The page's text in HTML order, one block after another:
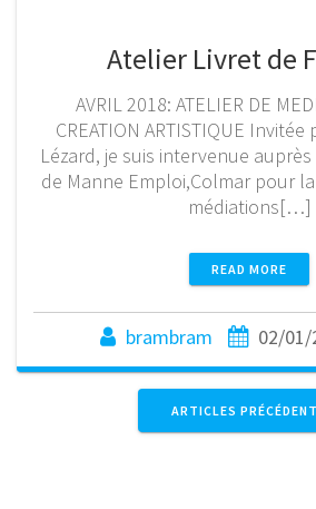
Atelier Livret de
AVRIL 2018: ATELIER DE
CREATION ARTISTIQUE
Lézard, je suis intervenue
de Manne Emploi,Colmar pour
médiations[…]
READ MORE
brambram 02/01/
ARTICLES